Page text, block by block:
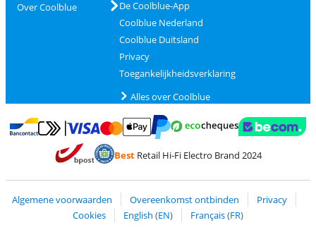
Over Coolblue
De Coolblue-App
Coolblue Nederland
Coolblue Duitsland
Privacy
Toegankelijkheidsverklaring
Alles over Coolblue
Betalen met Bancontact
Betalen met MasterCard en Visa via ClickToPay
BestRetail Hi-Fi Electro Brand 2024
Algemene voorwaarden Overeenkomst ontbinden
Privacy
Cookies
English (EN)
Français (FR)